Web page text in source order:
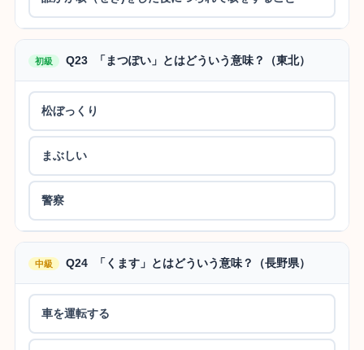
初級 Q23 「まつぽい」とはどういう意味？（東北）
松ぼっくり
まぶしい
警察
中級 Q24 「くます」とはどういう意味？（長野県）
車を運転する